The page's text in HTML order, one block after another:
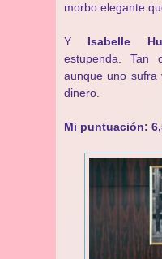
morbo elegante
Y Isabelle
estupenda. Tan
aunque uno
dinero.
Mi puntuación: